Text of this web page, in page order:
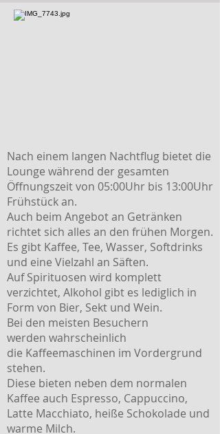
Nach einem langen Nachtflug bietet die
Lounge während der gesamten
Öffnungszeit von 05:00Uhr bis 13:00Uhr
Frühstück an.
Auch beim Angebot an Getränken
richtet sich alles an den frühen Morgen.
Es gibt Kaffee, Tee, Wasser, Softdrinks
und eine Vielzahl an Säften.
Auf Spirituosen wird komplett
verzichtet, Alkohol gibt es lediglich in
Form von Bier, Sekt und Wein.
Bei den meisten Besuchern
werden wahrscheinlich
die Kaffeemaschinen im Vordergrund
stehen.
Diese bieten neben dem normalen
Kaffee auch Espresso, Cappuccino,
Latte Macchiato, heiße Schokolade und
warme Milch.